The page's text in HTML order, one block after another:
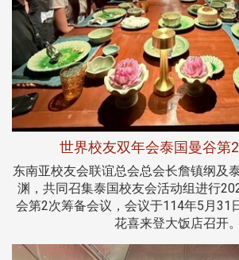
世界校友双年会泰国曼谷第
东南亚校友会联谊总会总会长詹镇纲及
渊，共同召集泰国校友会活动组进行
会第2次筹备会议，会议于114年5月31
花喜来登大饭店召开。